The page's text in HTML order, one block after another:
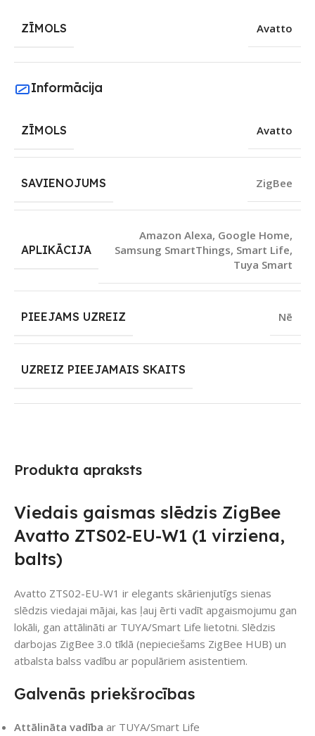
Produkta apraksts
Viedais gaismas slēdzis ZigBee
Avatto ZTS02-EU-W1 (1 virziena,
balts)
Avatto ZTS02-EU-W1 ir elegants skārienjutīgs sienas
slēdzis viedajai mājai, kas ļauj ērti vadīt apgaismojumu gan
lokāli, gan attālināti ar TUYA/Smart Life lietotni. Slēdzis
darbojas ZigBee 3.0 tīklā (nepieciešams ZigBee HUB) un
atbalsta balss vadību ar populāriem asistentiem.
Galvenās priekšrocības
Attālināta vadība ar TUYA/Smart Life
ZĪMOLS Avatto
Informācija
ZĪMOLS Avatto
SAVIENOJUMS ZigBee
APLIKĀCIJA
Amazon Alexa, Google Home,
Samsung SmartThings, Smart Life,
Tuya Smart
PIEEJAMS UZREIZ Nē
UZREIZ PIEEJAMAIS SKAITS